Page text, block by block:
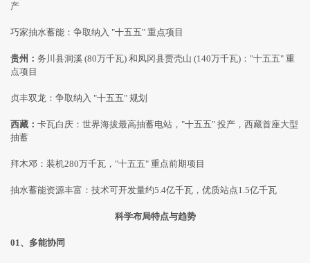
产
巧家抽水蓄能：争取纳入 "十五五" 重点项目
贵州： 务川县洞溪 (80万千瓦) 和凤冈县贾壳山 (140万千瓦)："十五五" 重
点项目
贞丰双龙：争取纳入 "十五五" 规划
西藏： 卡瓦白庆：世界海拔最高抽蓄电站，"十五五" 投产，西藏首座大型
抽蓄
拜木邓：装机280万千瓦，"十五五" 重点前期项目
抽水蓄能资源丰富：技术可开发量约5.4亿千瓦，优质站点1.5亿千瓦
科学布局特点与趋势
01、多能协同